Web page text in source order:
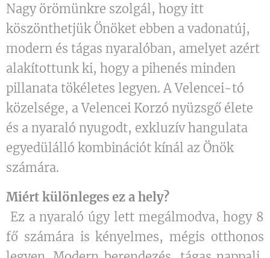
Nagy örömünkre szolgál, hogy itt
köszönthetjük Önöket ebben a vadonatúj,
modern és tágas nyaralóban, amelyet azért
alakítottunk ki, hogy a pihenés minden
pillanata tökéletes legyen. A Velencei-tó
közelsége, a Velencei Korzó nyüzsgő élete
és a nyaraló nyugodt, exkluzív hangulata
egyedülálló kombinációt kínál az Önök
számára.
Miért különleges ez a hely?
Ez a nyaraló úgy lett megálmodva, hogy 8
fő számára is kényelmes, mégis otthonos